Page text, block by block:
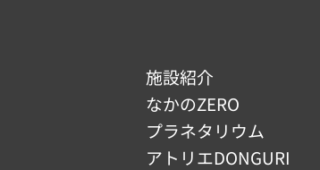
施設紹介
なかのZERO
プラネタリウム
アトリエDONGURI